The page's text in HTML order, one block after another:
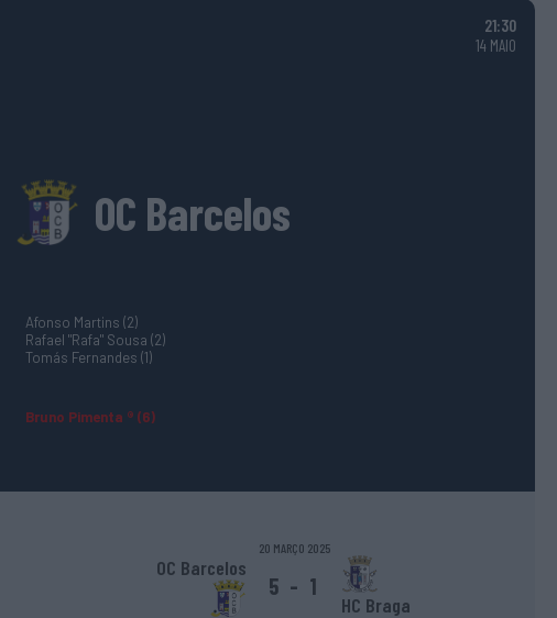
21:30
14 MAIO
OC Barcelos
Afonso Martins (2)
Rafael "Rafa" Sousa (2)
Tomás Fernandes (1)
Bruno Pimenta ® (6)
20 MARÇO 2025
OC Barcelos
5 - 1
HC Braga